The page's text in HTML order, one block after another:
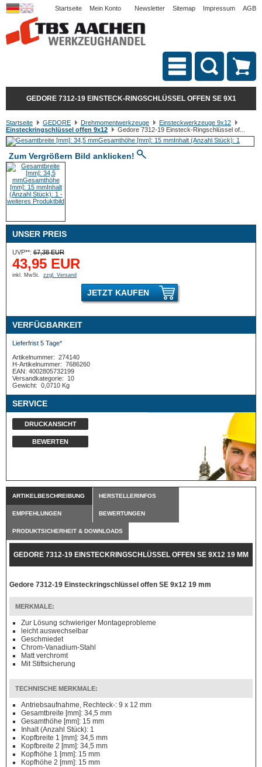
Startseite Mein Konto Newsletter Sitemap Impressum AGB
GEDORE 7312-19 EINSTECK-RINGSCHLÜSSEL OFFEN SE 9X1
Startseite GEDORE Drehmomentwerkzeuge
Einsteckwerkzeuge 9x12
Einsteckringschlüssel offen 9x12
Gedore 7312-19 Einsteck-Ringschlüssel of...
Zum Vergrößern Bild anklicken!
UNSER PREIS
UVP**: 67,38 EUR
43,95 EUR
inkl. MwSt. zzgl. Versand
JETZT KAUFEN
VERFÜGBARKEIT
Lieferfrist 5 Tage*
Artikelnummer: 274140
H-Artikelnummer: 7686260
EAN: 4002805732199
Versandkategorie:
10
Gewicht: 0,0710 Kg
SERVICE
DRUCKANSICHT
BEWERTEN
ARTIKELBESCHREIBUNG HERSTELLERINFOS
EMPFEHLUNGEN BEWERTUNGEN
PRODUKTSICHERHEIT & DOWNLOADS
GEDORE 7312-19 EINSTECKRINGSCHLÜSSEL OFFEN SE 9X12 19 MM
Gedore 7312-19 Einsteckringschlüssel offen SE 9x12 19 mm
MERKMALE:
Zur Lösung schwieriger Montageprobleme
leicht auswechselbar
Geschmiedet
Chrom-Vanadium-Stahl
Matt verchromt
Mit Stiftsicherung
TECHNISCHE MERKMALE:
Antriebsaufnahme, Rechteck-: 9 x 12 mm
Gesamtbreite [mm]: 34,5 mm
Gesamthöhe [mm]: 15 mm
Inhalt (Anzahl Stück): 1
Kopfbreite 1 [mm]: 34,5 mm
Kopfbreite 2 [mm]: 34,5 mm
Kopfhöhe 1 [mm]: 15 mm
Kopfhöhe 2 [mm]: 15 mm